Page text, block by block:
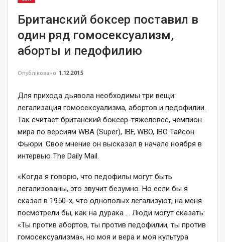
Британский боксер поставил в
один ряд гомосексуализм,
аборты и педофилию
Опубліковано 1.12.2015
Для прихода дьявола необходимы три вещи:
легализация гомосексуализма, абортов и педофилии.
Так считает британский боксер-тяжеловес, чемпион
мира по версиям WBA (Super), IBF, WBO, IBO Тайсон
Фьюри. Свое мнение он высказал в начале ноября в
интервью The Daily Mail.
«Когда я говорю, что педофилы могут быть
легализованы, это звучит безумно. Но если бы я
сказал в 1950-х, что однополых легализуют, на меня
посмотрели бы, как на дурака … Люди могут сказать:
«Ты против абортов, ты против педофилии, ты против
гомосексуализма», но моя и вера и моя культура